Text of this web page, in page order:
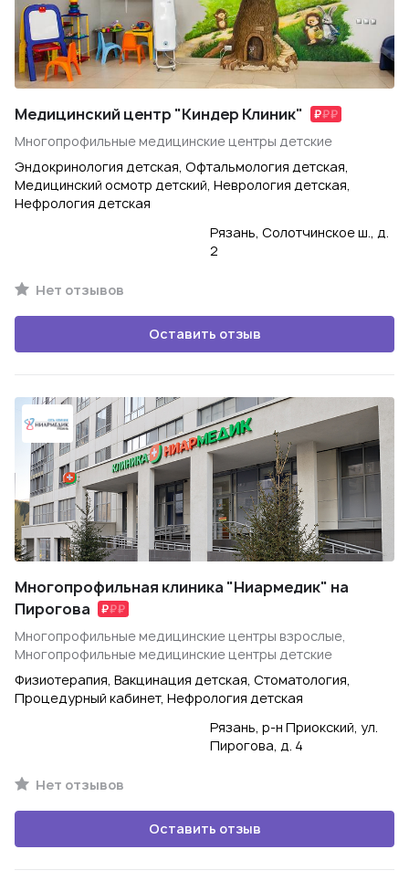
Медицинский центр "Киндер Клиник"
Многопрофильные медицинские центры детские
Эндокринология детская, Офтальмология детская,
Медицинский осмотр детский, Неврология детская,
Нефрология детская
Рязань, Солотчинское ш., д.
2
Нет отзывов
Оставить отзыв
Многопрофильная клиника "Ниармедик" на
Пирогова
Многопрофильные медицинские центры взрослые,
Многопрофильные медицинские центры детские
Физиотерапия, Вакцинация детская, Стоматология,
Процедурный кабинет, Нефрология детская
Рязань, р-н Приокский, ул.
Пирогова, д. 4
Нет отзывов
Оставить отзыв